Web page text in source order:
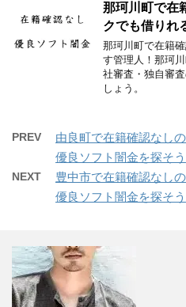
那珂川町で在
クでも借りれ
那珂川町で在籍
す管理人！那珂
社審査・独自審
しょう。
PREV
由良町で在籍確認なし
優良ソフト闇金を探そう
NEXT
豊中市で在籍確認なし
優良ソフト闇金を探そう